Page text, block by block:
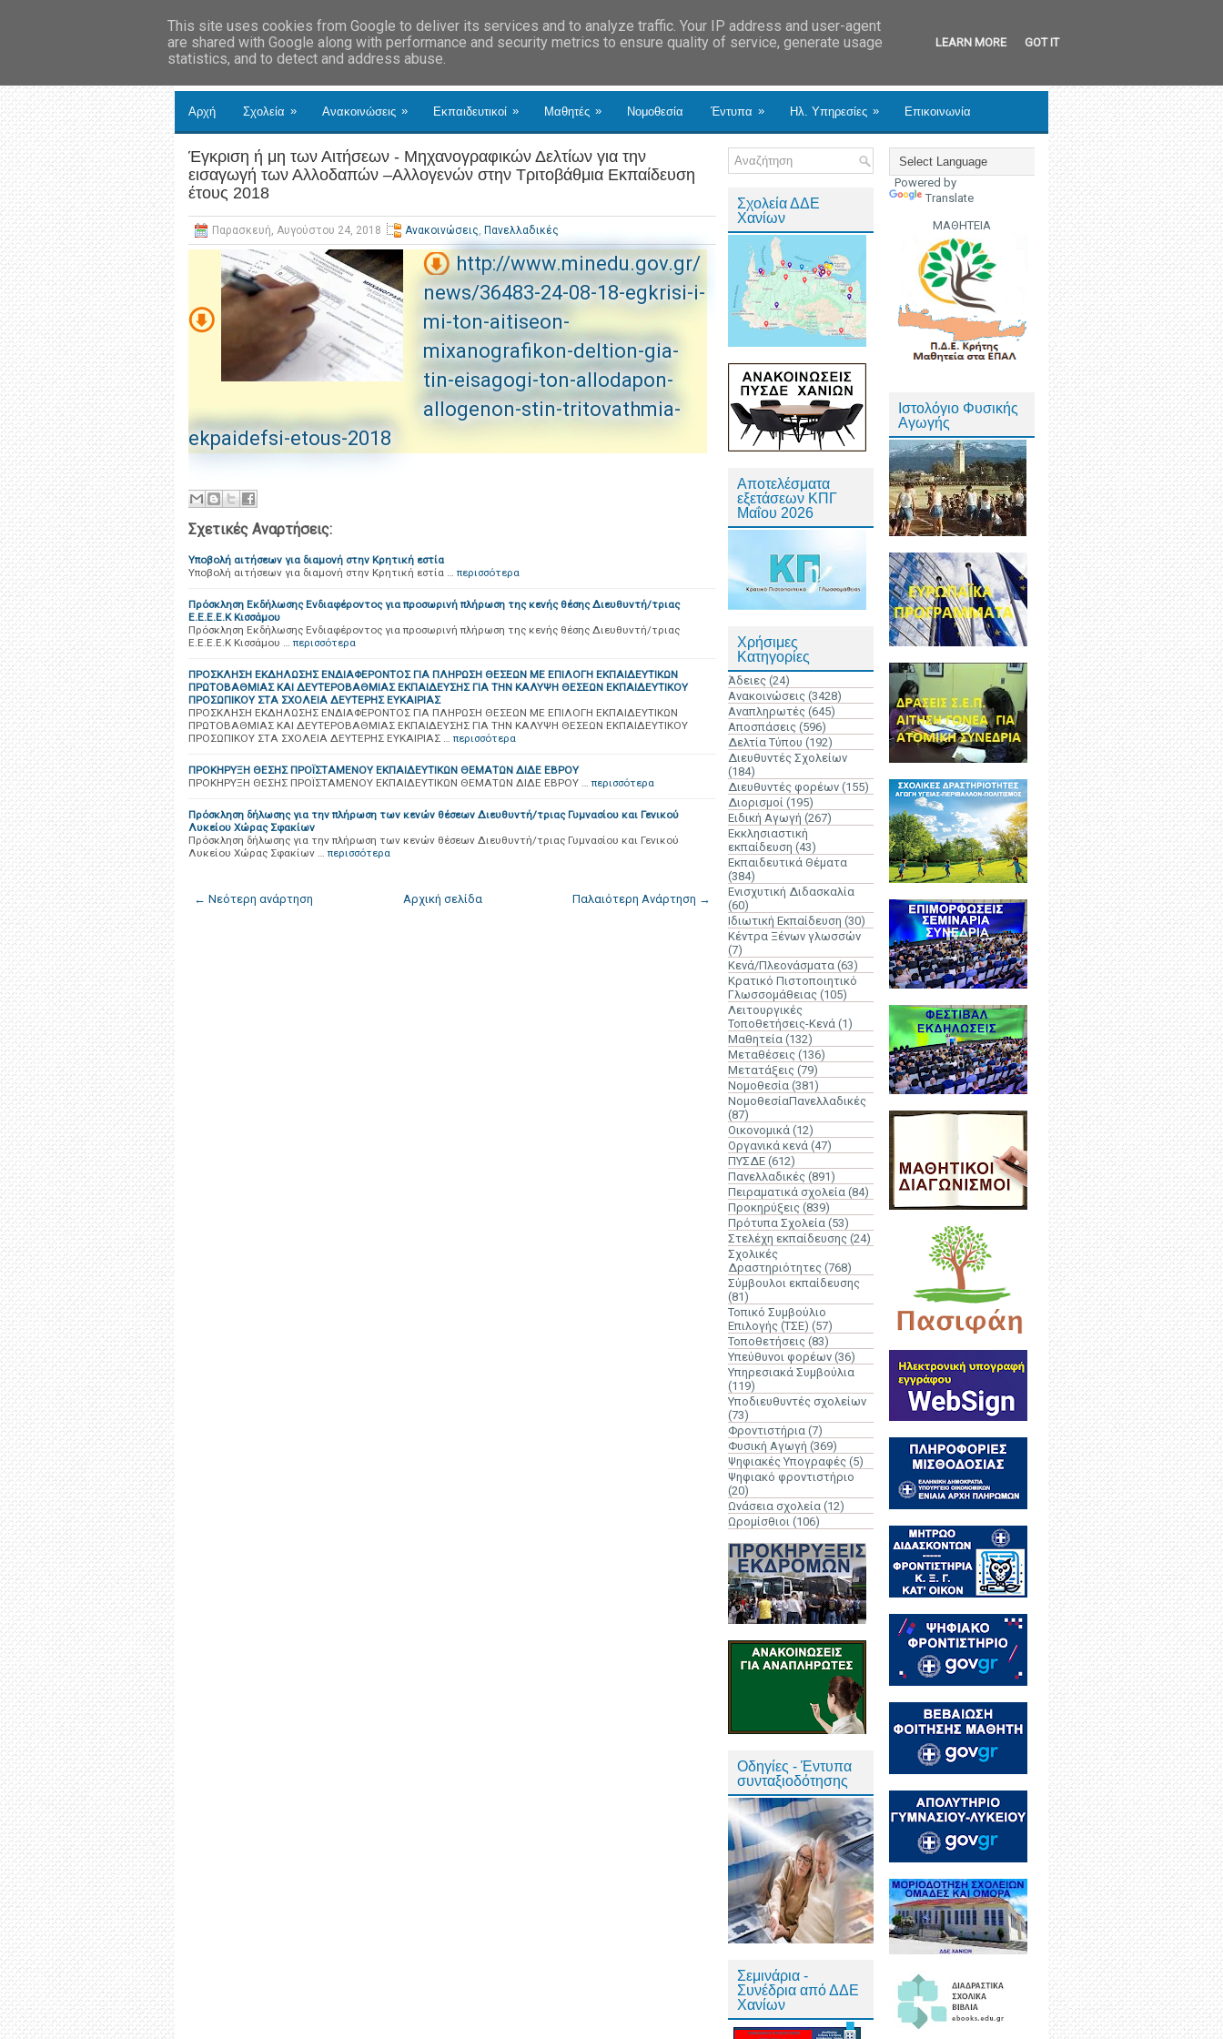
Αρχή Σχολεία » Ανακοινώσεις » Εκπαιδευτικοί » Μαθητές » Νομοθεσία Έντυπα » Ηλ. Υπηρεσίες » Επικοινωνία
Έγκριση ή μη των Αιτήσεων - Μηχανογραφικών Δελτίων για την
εισαγωγή των Αλλοδαπών –Αλλογενών στην Τριτοβάθμια Εκπαίδευση
έτους 2018
Παρασκευή, Αυγούστου 24, 2018 Ανακοινώσεις, Πανελλαδικές
http://www.minedu.gov.gr/
news/36483-24-08-18-egkrisi-i-
mi-ton-aitiseon-
mixanografikon-deltion-gia-
tin-eisagogi-ton-allodapon-
allogenon-stin-tritovathmia-
ekpaidefsi-etous-2018
Σχετικές Αναρτήσεις:
Υποβολή αιτήσεων για διαμονή στην Κρητική εστία
Υποβολή αιτήσεων για διαμονή στην Κρητική εστία … περισσότερα
Πρόσκληση Εκδήλωσης Ενδιαφέροντος για προσωρινή πλήρωση της κενής θέσης Διευθυντή/τριας
Ε.Ε.Ε.Ε.Κ Κισσάμου
Πρόσκληση Εκδήλωσης Ενδιαφέροντος για προσωρινή πλήρωση της κενής θέσης Διευθυντή/τριας
Ε.Ε.Ε.Ε.Κ Κισσάμου … περισσότερα
ΠΡΟΣΚΛΗΣΗ ΕΚΔΗΛΩΣΗΣ ΕΝΔΙΑΦΕΡΟΝΤΟΣ ΓΙΑ ΠΛΗΡΩΣΗ ΘΕΣΕΩΝ ΜΕ ΕΠΙΛΟΓΗ ΕΚΠΑΙΔΕΥΤΙΚΩΝ
ΠΡΩΤΟΒΑΘΜΙΑΣ ΚΑΙ ΔΕΥΤΕΡΟΒΑΘΜΙΑΣ ΕΚΠΑΙΔΕΥΣΗΣ ΓΙΑ ΤΗΝ ΚΑΛΥΨΗ ΘΕΣΕΩΝ ΕΚΠΑΙΔΕΥΤΙΚΟΥ
ΠΡΟΣΩΠΙΚΟΥ ΣΤΑ ΣΧΟΛΕΙΑ ΔΕΥΤΕΡΗΣ ΕΥΚΑΙΡΙΑΣ
ΠΡΟΣΚΛΗΣΗ ΕΚΔΗΛΩΣΗΣ ΕΝΔΙΑΦΕΡΟΝΤΟΣ ΓΙΑ ΠΛΗΡΩΣΗ ΘΕΣΕΩΝ ΜΕ ΕΠΙΛΟΓΗ ΕΚΠΑΙΔΕΥΤΙΚΩΝ
ΠΡΩΤΟΒΑΘΜΙΑΣ ΚΑΙ ΔΕΥΤΕΡΟΒΑΘΜΙΑΣ ΕΚΠΑΙΔΕΥΣΗΣ ΓΙΑ ΤΗΝ ΚΑΛΥΨΗ ΘΕΣΕΩΝ ΕΚΠΑΙΔΕΥΤΙΚΟΥ
ΠΡΟΣΩΠΙΚΟΥ ΣΤΑ ΣΧΟΛΕΙΑ ΔΕΥΤΕΡΗΣ ΕΥΚΑΙΡΙΑΣ … περισσότερα
ΠΡΟΚΗΡΥΞΗ ΘΕΣΗΣ ΠΡΟΪΣΤΑΜΕΝΟΥ ΕΚΠΑΙΔΕΥΤΙΚΩΝ ΘΕΜΑΤΩΝ ΔΙΔΕ ΕΒΡΟΥ
ΠΡΟΚΗΡΥΞΗ ΘΕΣΗΣ ΠΡΟΪΣΤΑΜΕΝΟΥ ΕΚΠΑΙΔΕΥΤΙΚΩΝ ΘΕΜΑΤΩΝ ΔΙΔΕ ΕΒΡΟΥ … περισσότερα
Πρόσκληση δήλωσης για την πλήρωση των κενών θέσεων Διευθυντή/τριας Γυμνασίου και Γενικού
Λυκείου Χώρας Σφακίων
Πρόσκληση δήλωσης για την πλήρωση των κενών θέσεων Διευθυντή/τριας Γυμνασίου και Γενικού
Λυκείου Χώρας Σφακίων … περισσότερα
← Νεότερη ανάρτηση Παλαιότερη Ανάρτηση →
Αρχική σελίδα
Σχολεία ΔΔΕ
Χανίων
Αποτελέσματα
εξετάσεων ΚΠΓ
Μαΐου 2026
Χρήσιμες
Κατηγορίες
Άδειες (24)
Ανακοινώσεις (3428)
Αναπληρωτές (645)
Αποσπάσεις (596)
Δελτία Τύπου (192)
Διευθυντές Σχολείων
(184)
Διευθυντές φορέων (155)
Διορισμοί (195)
Ειδική Αγωγή (267)
Εκκλησιαστική
εκπαίδευση (43)
Εκπαιδευτικά Θέματα
(384)
Ενισχυτική Διδασκαλία
(60)
Ιδιωτική Εκπαίδευση (30)
Κέντρα Ξένων γλωσσών
(7)
Κενά/Πλεονάσματα (63)
Κρατικό Πιστοποιητικό
Γλωσσομάθειας (105)
Λειτουργικές
Τοποθετήσεις-Κενά (1)
Μαθητεία (132)
Μεταθέσεις (136)
Μετατάξεις (79)
Νομοθεσία (381)
ΝομοθεσίαΠανελλαδικές
(87)
Οικονομικά (12)
Οργανικά κενά (47)
ΠΥΣΔΕ (612)
Πανελλαδικές (891)
Πειραματικά σχολεία (84)
Προκηρύξεις (839)
Πρότυπα Σχολεία (53)
Στελέχη εκπαίδευσης (24)
Σχολικές
Δραστηριότητες (768)
Σύμβουλοι εκπαίδευσης
(81)
Τοπικό Συμβούλιο
Επιλογής (ΤΣΕ) (57)
Τοποθετήσεις (83)
Υπεύθυνοι φορέων (36)
Υπηρεσιακά Συμβούλια
(119)
Υποδιευθυντές σχολείων
(73)
Φροντιστήρια (7)
Φυσική Αγωγή (369)
Ψηφιακές Υπογραφές (5)
Ψηφιακό φροντιστήριο
(20)
Ωνάσεια σχολεία (12)
Ωρομίσθιοι (106)
Οδηγίες - Έντυπα
συνταξιοδότησης
Σεμινάρια -
Συνέδρια από ΔΔΕ
Χανίων
Powered by
Translate
ΜΑΘΗΤΕΙΑ
Ιστολόγιο Φυσικής
Αγωγής
This site uses cookies from Google to deliver its services and to analyze traffic. Your IP address and user-agent
are shared with Google along with performance and security metrics to ensure quality of service, generate usage
statistics, and to detect and address abuse.
LEARN MORE GOT IT